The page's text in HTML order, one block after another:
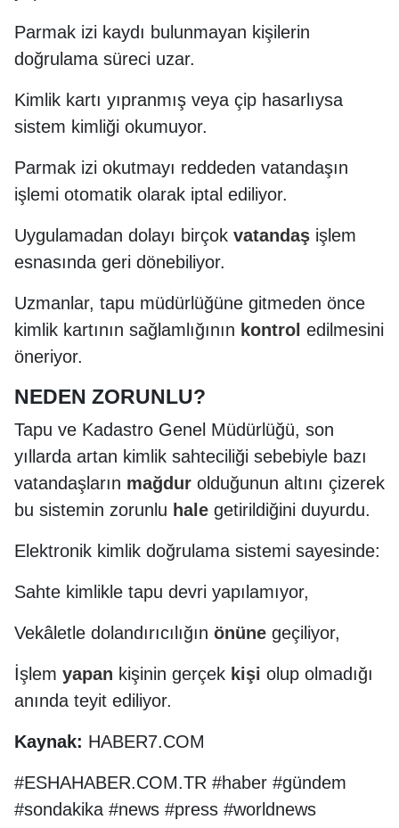
Parmak izi kaydı bulunmayan kişilerin
doğrulama süreci uzar.
Kimlik kartı yıpranmış veya çip hasarlıysa
sistem kimliği okumuyor.
Parmak izi okutmayı reddeden vatandaşın
işlemi otomatik olarak iptal ediliyor.
Uygulamadan dolayı birçok vatandaş işlem
esnasında geri dönebiliyor.
Uzmanlar, tapu müdürlüğüne gitmeden önce
kimlik kartının sağlamlığının kontrol edilmesini
öneriyor.
NEDEN ZORUNLU?
Tapu ve Kadastro Genel Müdürlüğü, son
yıllarda artan kimlik sahteciliği sebebiyle bazı
vatandaşların mağdur olduğunun altını çizerek
bu sistemin zorunlu hale getirildiğini duyurdu.
Elektronik kimlik doğrulama sistemi sayesinde:
Sahte kimlikle tapu devri yapılamıyor,
Vekâletle dolandırıcılığın önüne geçiliyor,
İşlem yapan kişinin gerçek kişi olup olmadığı
anında teyit ediliyor.
Kaynak: HABER7.COM
#ESHAHABER.COM.TR #haber #gündem
#sondakika #news #press #worldnews